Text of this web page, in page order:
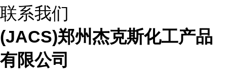
联系我们
(JACS)郑州杰克斯化工产品
有限公司